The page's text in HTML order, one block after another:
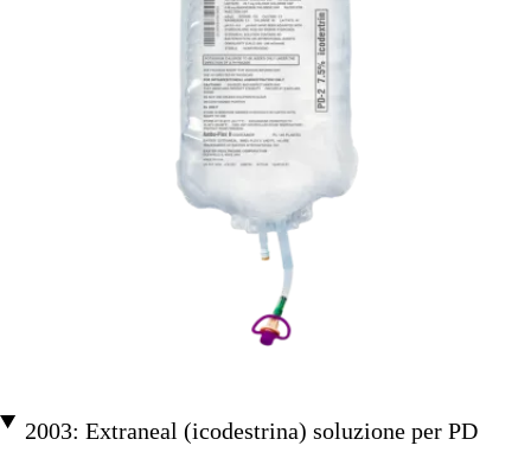
2003: Extraneal (icodestrina) soluzione per PD